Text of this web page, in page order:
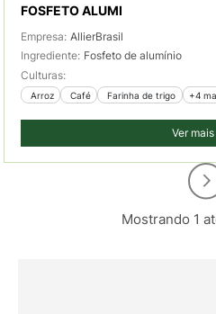
FOSFETO ALUMI
Empresa: AllierBrasil
Ingrediente: Fosfeto de alumínio
Culturas:
Arroz Café Farinha de trigo +4
Ver mais
Mostrando 1